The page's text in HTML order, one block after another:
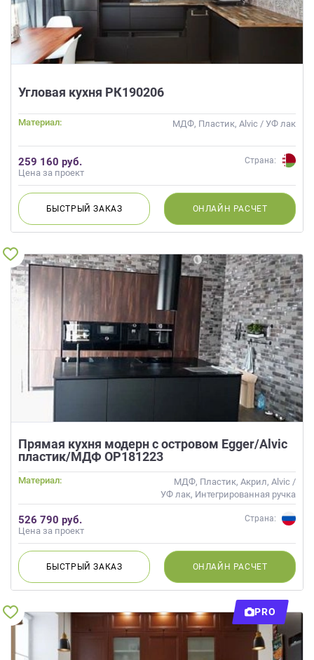
Угловая кухня РК190206
Материал: МДФ, Пластик, Alvic / УФ лак
259 160 руб.
Цена за проект
Страна:
БЫСТРЫЙЗАКАЗ ОНЛАЙН РАСЧЕТ
Прямая кухня модерн с островом Egger/Alvic
пластик/МДФ ОР181223
Материал:
МДФ, Пластик, Акрил, Alvic /
УФ лак, Интегрированная ручка
526 790 руб.
Цена за проект
Страна:
БЫСТРЫЙЗАКАЗ ОНЛАЙН РАСЧЕТ
PRO